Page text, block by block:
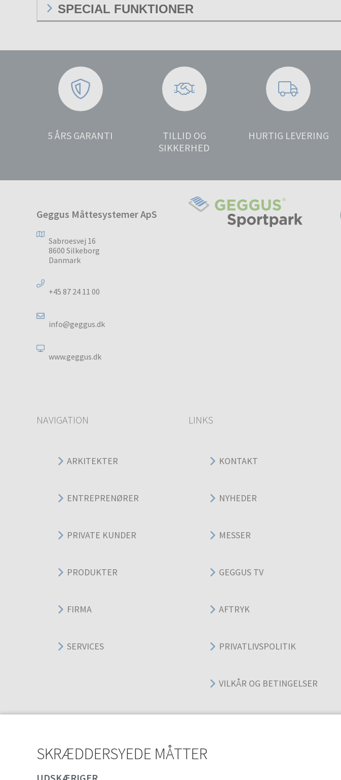
SPECIAL FUNKTIONER
SKRÆDDERSYEDE MÅTTER
5 ÅRS GARANTI
TILLID OG
SIKKERHED
HURTIG LEVERING
Geggus Måttesystemer ApS
Sabroesvej 16
8600 Silkeborg
Danmark
+45 87 24 11 00
info@geggus.dk
www.geggus.dk
NAVIGATION
ARKITEKTER
ENTREPRENØRER
PRIVATE KUNDER
PRODUKTER
FIRMA
SERVICES
LINKS
KONTAKT
NYHEDER
MESSER
GEGGUS TV
AFTRYK
PRIVATLIVSPOLITIK
VILKÅR OG BETINGELSER